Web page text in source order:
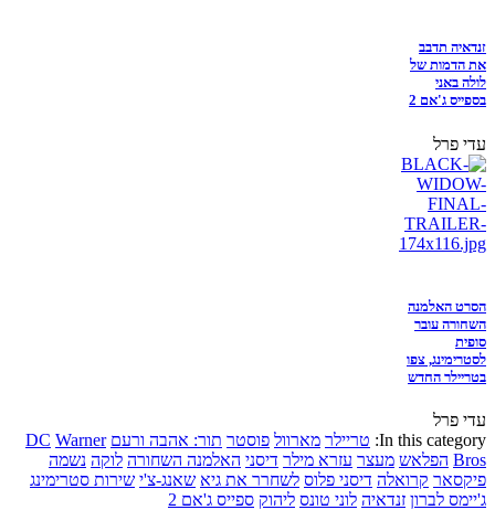
זנדאיה תדבב
את הדמות של
לולה באני
בספייס ג'אם 2
עדי פרל
הסרט האלמנה
השחורה עובר
סופית
לסטרימינג, צפו
בטריילר החדש
עדי פרל
In this category: טריילר מארוול פוסטר תור: אהבה ורעם DC Warner
Bros הפלאש מעצר עזרא מילר דיסני האלמנה השחורה לוקה נשמה
פיקסאר קרואלה דיסני פלוס לשחרר את גיא שאנג-צ'י שירות סטרימינג
ג'יימס לברון זנדאיה לוני טונס ליהוק ספייס ג'אם 2